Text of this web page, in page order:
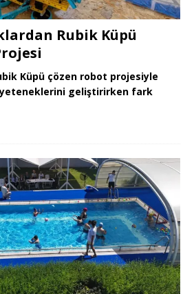
Rubik Küpü
Küpü çözen robot projesiyle
geliştirirken fark